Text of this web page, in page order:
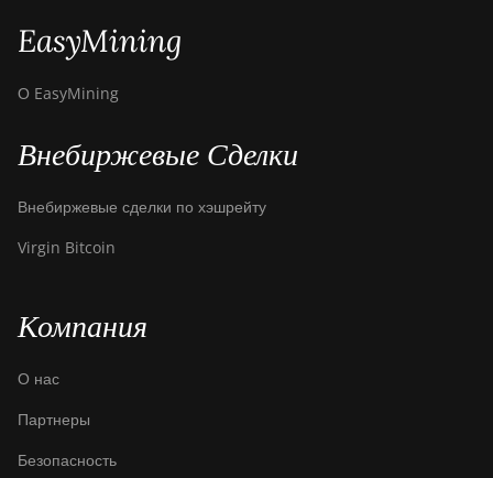
EasyMining
О EasyMining
Внебиржевые Сделки
Внебиржевые сделки по хэшрейту
Virgin Bitcoin
Компания
О нас
Партнеры
Безопасность